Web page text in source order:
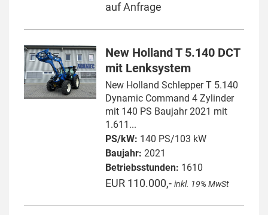
auf Anfrage
New Holland T 5.140 DCT
mit Lenksystem
New Holland Schlepper T 5.140
Dynamic Command 4 Zylinder
mit 140 PS Baujahr 2021 mit
1.611...
PS/kW: 140 PS/103 kW
Baujahr: 2021
Betriebsstunden: 1610
EUR 110.000,- inkl. 19% MwSt